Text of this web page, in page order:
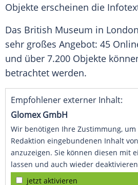
Objekte erscheinen die
Das British Museum in London
sehr großes Angebot: 45
und über 7.200 Objekte
betrachtet werden.
Empfohlener externer Inhalt:
Glomex GmbH
Wir benötigen Ihre Zustimmung,
Redaktion eingebundenen Inhalt
anzuzeigen. Sie können diesen mit
lassen und auch wieder
jetzt aktivieren